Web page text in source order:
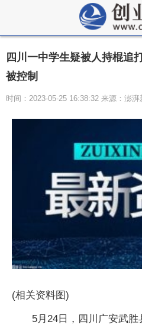
四川一中学生疑被人持棍追
被控制
时间：2023-05-25 16:38:32 来源：澎湃
(相关资料图)
5月24日，四川广安武